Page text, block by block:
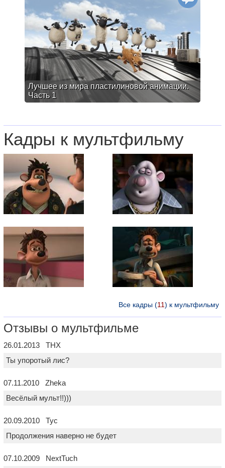
Лучшее из мира пластилиновой анимации.
Часть 1
Кадры к мультфильму
Все кадры (11) к мультфильму
Отзывы о мультфильме
26.01.2013 THX
Ты упоротый лис?
07.11.2010 Zheka
Весёлый мульт!!)))
20.09.2010 Тус
Продолжения наверно не будет
07.10.2009 NextTuch